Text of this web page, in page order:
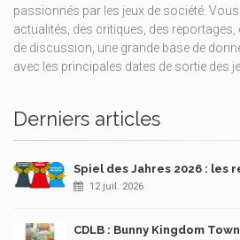
passionnés par les jeux de société.
actualités, des critiques, des
de discussion, une grande base de
avec les principales dates de sortie des
Derniers articles
Spiel des Jahres 2026 : les
12 juil. 2026
CDLB : Bunny Kingdom Town